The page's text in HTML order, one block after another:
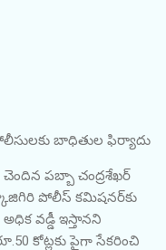
బాధితుల ఫిర్యాదు
పబ్బా చంద్రశేఖర్
పోలీస్ కమిషనర్‌కు
వడ్డీ ఇస్తానని
కోట్లకు పైగా సేకరించి